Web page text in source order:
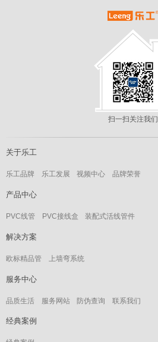
扫一扫关注我们
关于乐工
乐工品牌 乐工发展 视频中心 品牌荣誉
产品中心
PVC线管 PVC接线盒 装配式活线管件
解决方案
欧标精品管 上墙弯系统
服务中心
品质生活 服务网站 防伪查询 联系我们
经典案例